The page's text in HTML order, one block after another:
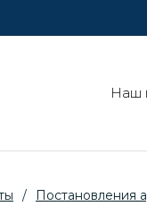
Наш
/ Постановления